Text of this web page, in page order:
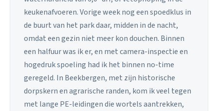
keukenafvoeren. Vorige week nog een spoedklus in
de buurt van het park daar, midden in de nacht,
omdat een gezin niet meer kon douchen. Binnen
een halfuur was ik er, en met camera-inspectie en
hogedruk spoeling had ik het binnen no-time
geregeld. In Beekbergen, met zijn historische
dorpskern en agrarische randen, kom ik veel tegen
met lange PE-leidingen die wortels aantrekken,